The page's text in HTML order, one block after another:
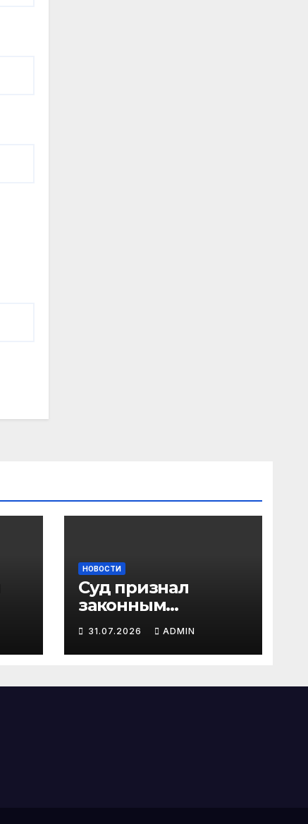
НОВОСТИ
Суд признал
законным
увольнение за
пересылку
рабочих файлов на
31.07.2026 ADMIN